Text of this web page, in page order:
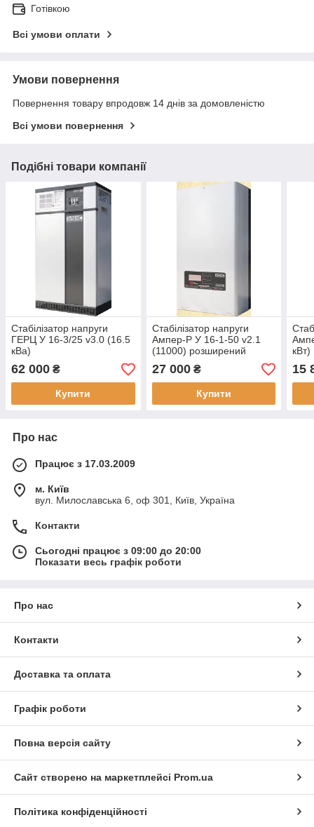
Готівкою
Всі умови оплати
Умови повернення
Повернення товару впродовж 14 днів за домовленістю
Всі умови повернення
Подібні товари компанії
Стабілізатор напруги
ГЕРЦ У 16-3/25 v3.0 (16.5
кВа)
62 000 ₴
Купити
Стабілізатор напруги
Ампер-Р У 16-1-50 v2.1
(11000) розширений
27 000₴
Купити
кВт)
15
Про нас
Працює з 17.03.2009
м. Київ
вул. Милославська 6, оф 301, Київ, Україна
Контакти
Сьогодні працює з 09:00 до 20:00
Показати весь графік роботи
Про нас
Контакти
Доставка та оплата
Графік роботи
Повна версія сайту
Сайт створено на маркетплейсі Prom.ua
Політика конфіденційності